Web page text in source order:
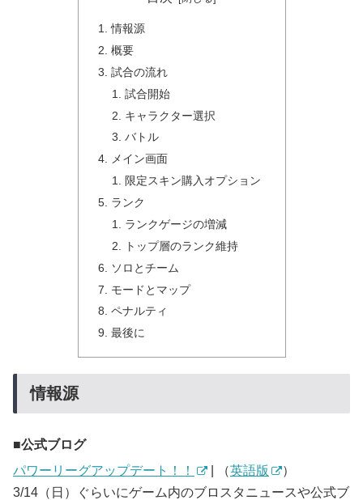
情報源
概要
試合の流れ
試合開始
キャラクター選択
バトル
メイン画面
限定スキン購入オプション
ランク
ランクゲージの増減
トップ層のランク維持
ソロとチーム
モードとマップ
ペナルティ
最後に
情報源
公式ブログ
パワーリーグアップデート！！
| （英語版
）
3/14（日）ぐらいにゲーム内のブロスタニュースや公式ブ